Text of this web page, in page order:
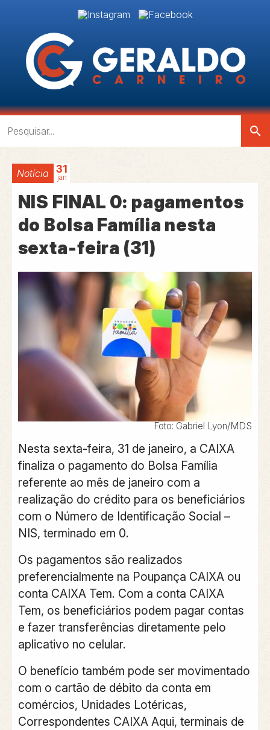
search
Notícia 31
jan
NIS FINAL 0: pagamentos
do Bolsa Família nesta
sexta-feira (31)
Foto: Gabriel Lyon/MDS
Nesta sexta-feira, 31 de janeiro, a CAIXA
finaliza o pagamento do Bolsa Família
referente ao mês de janeiro com a
realização do crédito para os beneficiários
com o Número de Identificação Social –
NIS, terminado em 0.
Os pagamentos são realizados
preferencialmente na Poupança CAIXA ou
conta CAIXA Tem. Com a conta CAIXA
Tem, os beneficiários podem pagar contas
e fazer transferências diretamente pelo
aplicativo no celular.
O benefício também pode ser movimentado
com o cartão de débito da conta em
comércios, Unidades Lotéricas,
Correspondentes CAIXA Aqui, terminais de